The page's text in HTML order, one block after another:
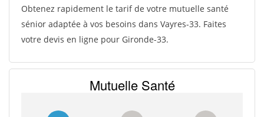
Obtenez rapidement le tarif de votre mutuelle santé
sénior adaptée à vos besoins dans Vayres-33. Faites
votre devis en ligne pour Gironde-33.